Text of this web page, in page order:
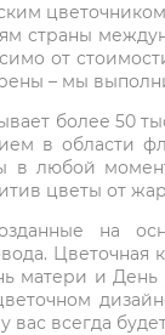
от
– мы
более 50
в области
любой
цветы от
на
и
вас всегда